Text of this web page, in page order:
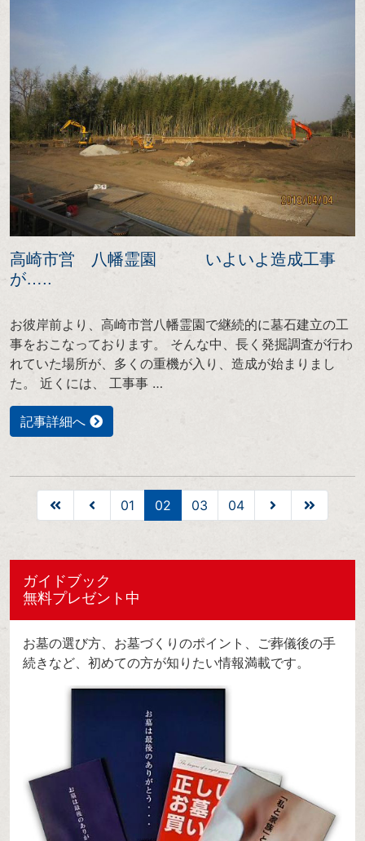
高崎市営 八幡霊園 いよいよ造成工事
が…..
お彼岸前より、高崎市営八幡霊園で継続的に墓石建立の工
事をおこなっております。 そんな中、長く発掘調査が行わ
れていた場所が、多くの重機が入り、造成が始まりまし
た。 近くには、 工事事 …
記事詳細へ
01 02 03 04
ガイドブック
無料プレゼント中
お墓の選び方、お墓づくりのポイント、ご葬儀後の手
続きなど、初めての方が知りたい情報満載です。